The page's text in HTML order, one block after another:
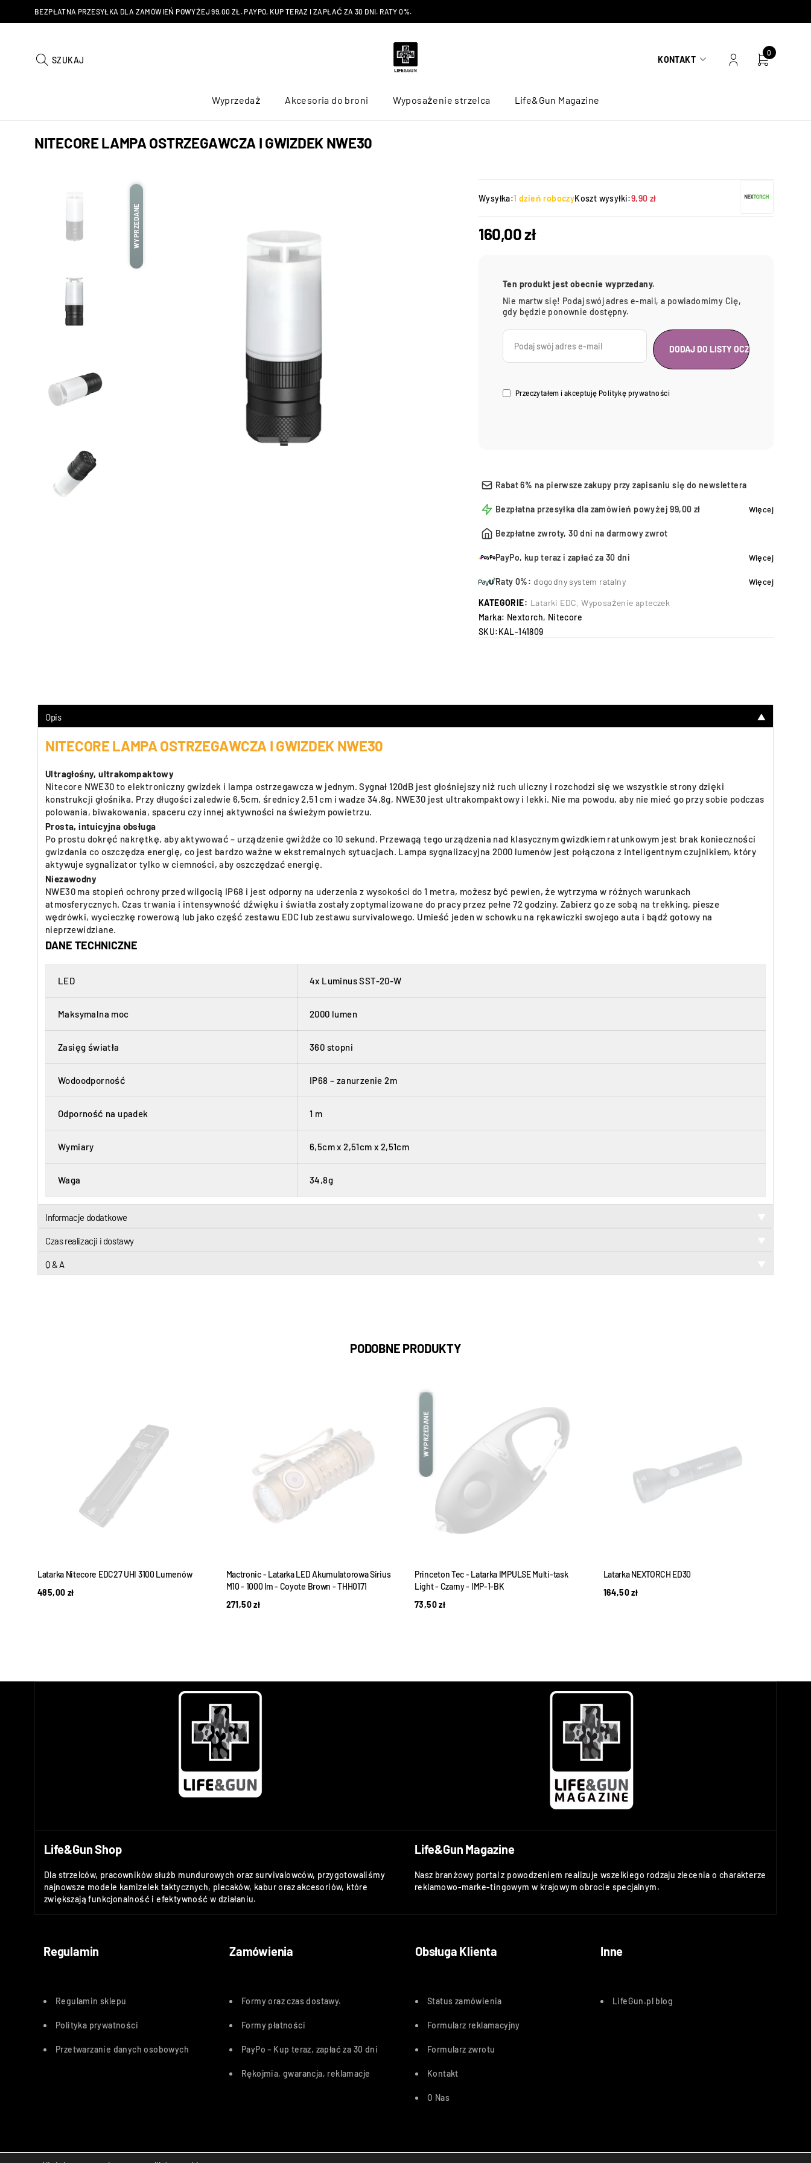
BEZPŁATNA PRZESYŁKA DLA ZAMÓWIEŃ POWYŻEJ 99,00 ZŁ. PAYPO, KUP TERAZ I ZAPŁAĆ ZA 30 DNI. RATY 0%.
SZUKAJ KONTAKT
0
Wyprzedaż Akcesoria do broni Wyposażenie strzelca Life&Gun Magazine
NITECORE LAMPA OSTRZEGAWCZA I GWIZDEK NWE30
WYPRZEDANE
Wysyłka:1 dzień roboczyKoszt wysyłki:9,90 zł
160,00zł
Ten produkt jest obecnie wyprzedany.
Nie martw się! Podaj swój adres e-mail, a powiadomimy Cię,
gdy będzie ponownie dostępny.
Przeczytałem i akceptuję Politykę prywatności
Rabat 6% na pierwsze zakupy przy zapisaniu się do newslettera
Bezpłatna przesyłka dla zamówień powyżej 99,00 zł Więcej
Bezpłatne zwroty, 30 dni na darmowy zwrot
PayPo, kup teraz i zapłać za 30 dni Więcej
Raty 0%: dogodny system ratalny Więcej
KATEGORIE: Latarki EDC,Wyposażenie apteczek
Marka: Nextorch, Nitecore
SKU:KAL-141809
Opis ▼
NITECORE LAMPA OSTRZEGAWCZA I GWIZDEK NWE30
Ultragłośny, ultrakompaktowy
Nitecore NWE30 to elektroniczny gwizdek i lampa ostrzegawcza w jednym. Sygnał 120dB jest głośniejszy niż ruch uliczny i rozchodzi się we wszystkie strony dzięki
konstrukcji głośnika. Przy długości zaledwie 6,5cm, średnicy 2,51 cm i wadze 34,8g, NWE30 jest ultrakompaktowy i lekki. Nie ma powodu, aby nie mieć go przy sobie podczas
polowania, biwakowania, spaceru czy innej aktywności na świeżym powietrzu.
Prosta, intuicyjna obsługa
Po prostu dokręć nakrętkę, aby aktywować – urządzenie gwiżdże co 10 sekund. Przewagą tego urządzenia nad klasycznym gwizdkiem ratunkowym jest brak konieczności
gwizdania co oszczędza energię, co jest bardzo ważne w ekstremalnych sytuacjach. Lampa sygnalizacyjna 2000 lumenów jest połączona z inteligentnym czujnikiem, który
aktywuje sygnalizator tylko w ciemności, aby oszczędzać energię.
Niezawodny
NWE30 ma stopień ochrony przed wilgocią IP68 i jest odporny na uderzenia z wysokości do 1 metra, możesz być pewien, że wytrzyma w różnych warunkach
atmosferycznych. Czas trwania i intensywność dźwięku i światła zostały zoptymalizowane do pracy przez pełne 72 godziny. Zabierz go ze sobą na trekking, piesze
wędrówki, wycieczkę rowerową lub jako część zestawu EDC lub zestawu survivalowego. Umieść jeden w schowku na rękawiczki swojego auta i bądź gotowy na
nieprzewidziane.
DANE TECHNICZNE
LED 4x Luminus SST-20-W
Maksymalna moc 2000 lumen
Zasięg światła 360 stopni
Wodoodporność IP68 – zanurzenie 2m
Odporność na upadek 1 m
Wymiary 6,5cm x 2,51cm x 2,51cm
Waga 34,8g
Informacje dodatkowe
Czas realizacji i dostawy
Q & A
PODOBNE PRODUKTY
Latarka Nitecore EDC27 UHI 3100 Lumenów
485,00 zł
Mactronic - Latarka LED Akumulatorowa Sirius
M10 - 1000 lm - Coyote Brown - THH0171
271,50zł
WYPRZEDANE
Princeton Tec - Latarka IMPULSE Multi-task
Light - Czarny - IMP-1-BK
73,50zł
Latarka NEXTORCH ED30
164,50zł
Life&Gun Shop
Dla strzelców, pracowników służb mundurowych oraz survivalowców, przygotowaliśmy
najnowsze modele kamizelek taktycznych, plecaków, kabur oraz akcesoriów, które
zwiększają funkcjonalność i efektywność w działaniu.
Life&Gun Magazine
Nasz branżowy portal z powodzeniem realizuje wszelkiego rodzaju zlecenia o charakterze
reklamowo-marke-tingowym w krajowym obrocie specjalnym.
Regulamin Zamówienia Obsługa Klienta Inne
Regulamin sklepu
Polityka prywatności
Przetwarzanie danych osobowych
Formy oraz czas dostawy.
Formy płatności
PayPo – Kup teraz, zapłać za 30 dni
Rękojmia, gwarancja, reklamacje
Status zamówienia
Formularz reklamacyjny
Formularz zwrotu
Kontakt
O Nas
LifeGun.pl blog
Bezpieczne płatności: